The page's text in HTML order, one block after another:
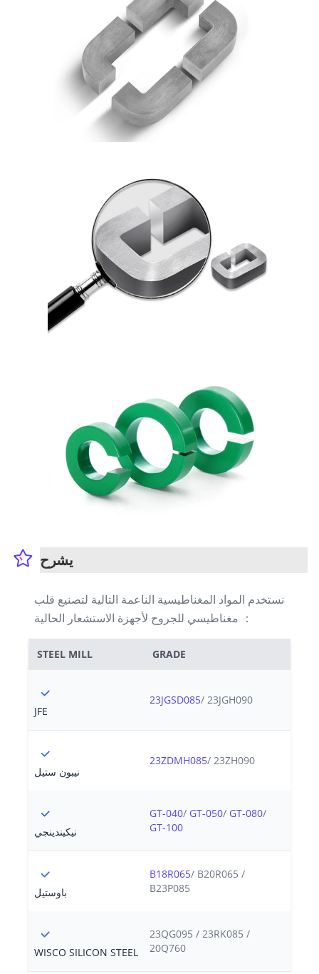
يشرح
نستخدم المواد المغناطيسية الناعمة التالية لتصنيع قلب
مغناطيسي للجروح لأجهزة الاستشعار الحالية ：
STEEL MILL GRADE
JFE
23JGSD085/ 23JGH090
نيبون ستيل
23ZDMH085/ 23ZH090
نيكيندينجي
GT-040/ GT-050/ GT-080/
GT-100
باوستيل
B18R065/ B20R065 /
B23P085
WISCO SILICON STEEL
23QG095 / 23RK085 /
20Q760